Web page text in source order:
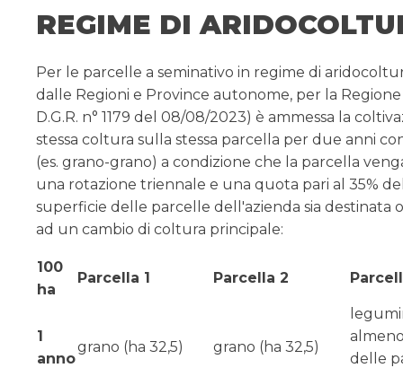
REGIME DI
Per le parcelle a seminativo in regime di
dalle Regioni e Province autonome, per la
D.G.R. n° 1179 del 08/08/2023) è ammessa la
stessa coltura sulla stessa parcella per due anni
(es. grano-grano) a condizione che la parcella
una rotazione triennale e una quota pari al 35%
superficie delle parcelle dell'azienda sia destinata
ad un cambio di coltura principale:
100
ha
Parcella 1 Parcella 2
1
anno
grano (ha 32,5) grano (ha 32,5)
delle